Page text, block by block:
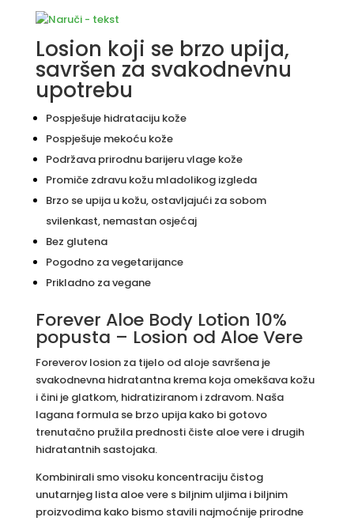
Losion koji se brzo upija,
savršen za svakodnevnu
upotrebu
Pospješuje hidrataciju kože
Pospješuje mekoću kože
Podržava prirodnu barijeru vlage kože
Promiče zdravu kožu mladolikog izgleda
Brzo se upija u kožu, ostavljajući za sobom
svilenkast, nemastan osjećaj
Bez glutena
Pogodno za vegetarijance
Prikladno za vegane
Forever Aloe Body Lotion 10%
popusta – Losion od Aloe Vere
Foreverov losion za tijelo od aloje savršena je
svakodnevna hidratantna krema koja omekšava kožu
i čini je glatkom, hidratiziranom i zdravom. Naša
lagana formula se brzo upija kako bi gotovo
trenutačno pružila prednosti čiste aloe vere i drugih
hidratantnih sastojaka.
Kombinirali smo visoku koncentraciju čistog
unutarnjeg lista aloe vere s biljnim uljima i biljnim
proizvodima kako bismo stavili najmoćnije prirodne